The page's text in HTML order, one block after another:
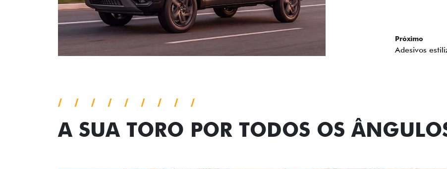
Próximo
Tecnologia de
Next
A SUA TORO POR TODOS OS